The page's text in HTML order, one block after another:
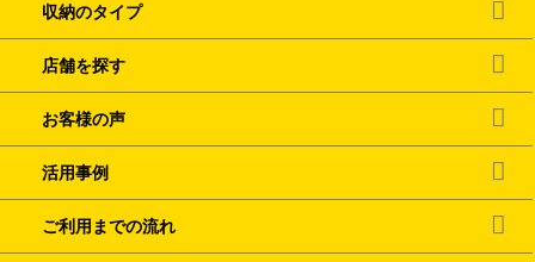
収納のタイプ
店舗を探す
お客様の声
活用事例
ご利用までの流れ